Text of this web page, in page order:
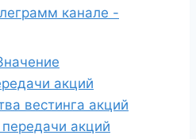
канале -
акций
вестинга акций
акций